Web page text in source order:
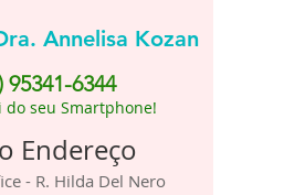
Annelisa Kozan
95341-6344
do seu Smartphone!
Endereço
- R. Hilda Del Nero